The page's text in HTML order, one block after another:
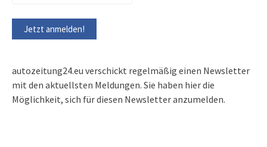
autozeitung24.eu verschickt regelmäßig einen Newsletter
mit den aktuellsten Meldungen. Sie haben hier die
Möglichkeit, sich für diesen Newsletter anzumelden.